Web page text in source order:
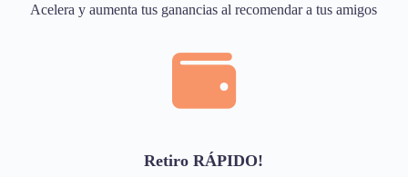
Acelera y aumenta tus ganancias al recomendar a tus amigos
Retiro RÁPIDO!